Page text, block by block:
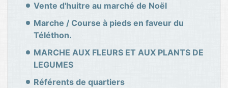
Vente d'huitre au marché de Noël
Marche / Course à pieds en faveur du
Téléthon.
MARCHE AUX FLEURS ET AUX PLANTS DE
LEGUMES
Référents de quartiers